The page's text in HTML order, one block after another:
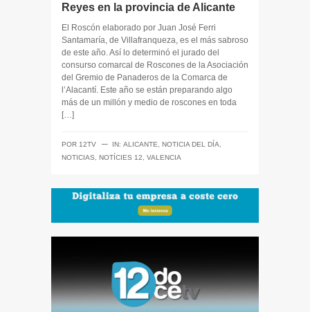
Reyes en la provincia de Alicante
El Roscón elaborado por Juan José Ferri
Santamaría, de Villafranqueza, es el más sabroso
de este año. Así lo determinó el jurado del
consurso comarcal de Roscones de la Asociación
del Gremio de Panaderos de la Comarca de
l’Alacantí. Este año se están preparando algo
más de un millón y medio de roscones en toda
[…]
POR 12TV ─ IN: ALICANTE, NOTICIA DEL DÍA,
NOTICIAS, NOTÍCIES 12, VALENCIA